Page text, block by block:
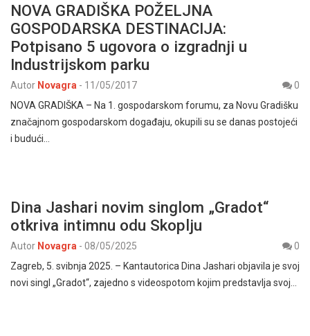
NOVA GRADIŠKA POŽELJNA
GOSPODARSKA DESTINACIJA:
Potpisano 5 ugovora o izgradnji u
Industrijskom parku
Autor Novagra - 11/05/2017
0
NOVA GRADIŠKA – Na 1. gospodarskom forumu, za Novu Gradišku
značajnom gospodarskom događaju, okupili su se danas postojeći
i budući…
Dina Jashari novim singlom „Gradot“
otkriva intimnu odu Skoplju
Autor Novagra - 08/05/2025
0
Zagreb, 5. svibnja 2025. – Kantautorica Dina Jashari objavila je svoj
novi singl „Gradot“, zajedno s videospotom kojim predstavlja svoj…